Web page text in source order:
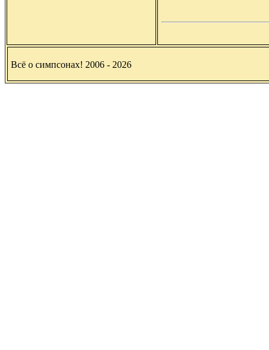
Всё о симпсонах! 2006 - 2026